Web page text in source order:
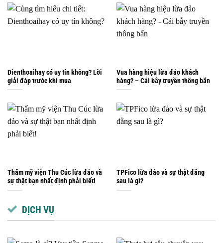
Dienthoaihay có uy tín không? Lời
giải đáp trước khi mua
Vua hàng hiệu lừa đảo khách
hàng? – Cái bẫy truyền thông bẩn
Thẩm mỹ viện Thu Cúc lừa đảo và
sự thật bạn nhất định phải biết!
TPFico lừa đảo và sự thật đằng
sau là gì?
DỊCH VỤ